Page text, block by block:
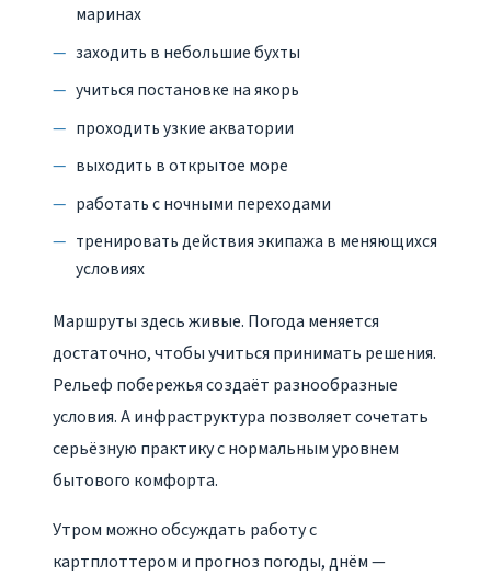
маринах
заходить в небольшие бухты
учиться постановке на якорь
проходить узкие акватории
выходить в открытое море
работать с ночными переходами
тренировать действия экипажа в меняющихся
условиях
Маршруты здесь живые. Погода меняется
достаточно, чтобы учиться принимать решения.
Рельеф побережья создаёт разнообразные
условия. А инфраструктура позволяет сочетать
серьёзную практику с нормальным уровнем
бытового комфорта.
Утром можно обсуждать работу с
картплоттером и прогноз погоды, днём —